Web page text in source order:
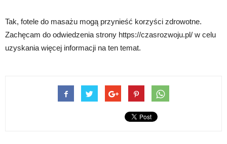
Tak, fotele do masażu mogą przynieść korzyści zdrowotne.
Zachęcam do odwiedzenia strony https://czasrozwoju.pl/ w celu
uzyskania więcej informacji na ten temat.